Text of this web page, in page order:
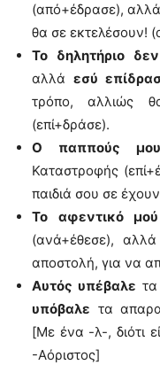
(από+έδρασε), αλλά
θα σε εκτελέσουν!
Το δηλητήριο
αλλά εσύ
τρόπο, αλλιώς
(επί+δράσε).
Ο παππούς
Καταστροφής
παιδιά σου σε
Το αφεντικό
(ανά+έθεσε), αλλά
αποστολή, για να
Αυτός υπέβαλε
υπόβαλε τα
[Με ένα -λ-, διότι
-Αόριστος]